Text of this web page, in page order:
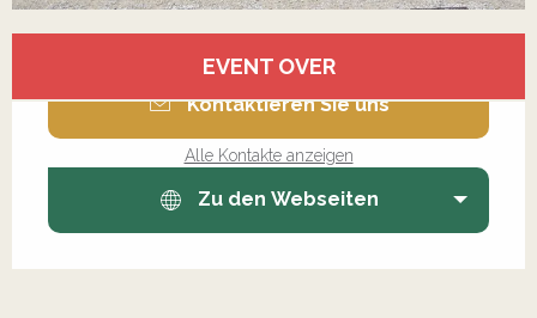
EVENT OVER
Kontaktieren Sie uns
Alle Kontakte anzeigen
Zu den Webseiten